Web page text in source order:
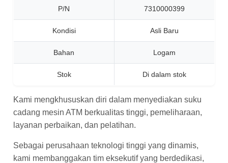
P/N 7310000399
Kondisi Asli Baru
Bahan Logam
Stok Di dalam stok
Kami mengkhususkan diri dalam menyediakan suku
cadang mesin ATM berkualitas tinggi, pemeliharaan,
layanan perbaikan, dan pelatihan.
Sebagai perusahaan teknologi tinggi yang dinamis,
kami membanggakan tim eksekutif yang berdedikasi,